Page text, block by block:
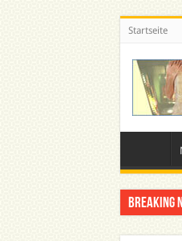
Startseite
Breaking